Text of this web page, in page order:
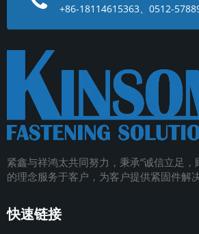
+86-18114615363、0512-
紧鑫与祥鸿太共同努力，秉承“诚信立足，
的理念服务于客户，为客户提供紧固件解
快速链接